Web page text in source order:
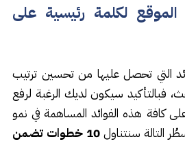
لكلمة رئيسية على
التي تحصل عليها من تحسين ترتيب
فبالتأكيد سيكون لديك الرغبة لرفع
كافة هذه الفوائد المساهمة في نمو
التالة سنتناول
10 خطوات تضمن